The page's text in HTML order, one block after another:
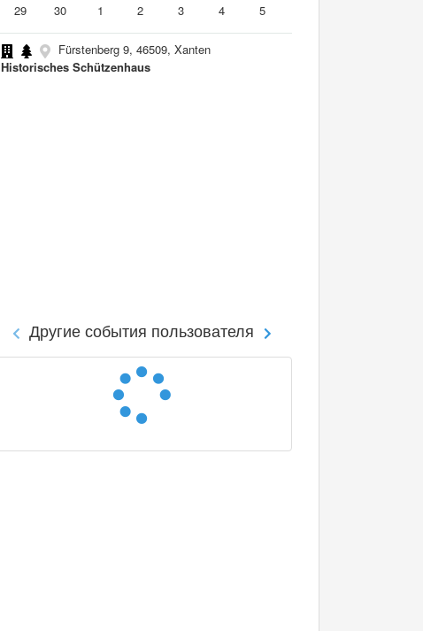
29
30 1 2 3 4 5
Fürstenberg 9, 46509, Xanten
Historisches Schützenhaus
Другие события пользователя